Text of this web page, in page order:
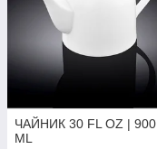
ЧАЙНИК 30 FL OZ | 900
ML